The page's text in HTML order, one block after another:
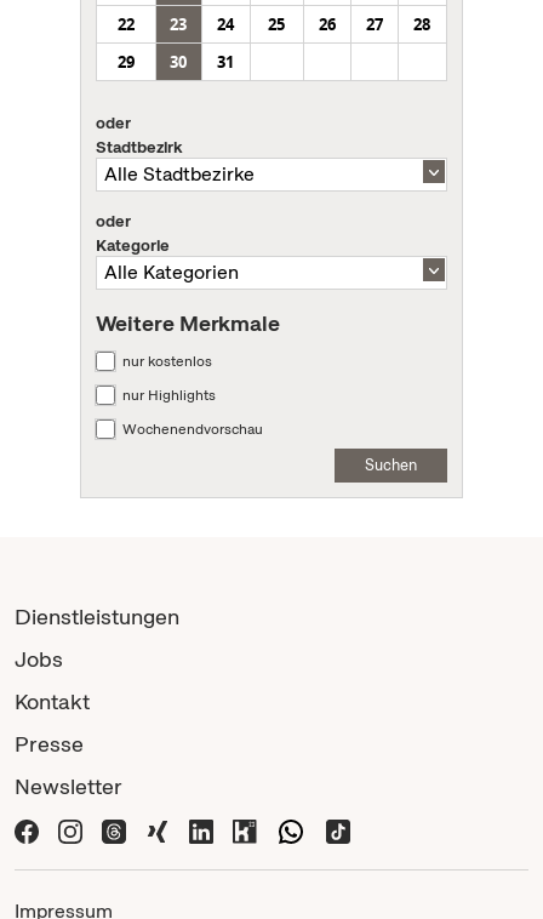
22
23 24 25 26 27
28
29
30 31
oder
Stadtbezirk
oder
Kategorie
Weitere Merkmale
nur kostenlos
nur Highlights
Wochenendvorschau
Suchen
Dienstleistungen
Jobs
Kontakt
Presse
Newsletter
Impressum